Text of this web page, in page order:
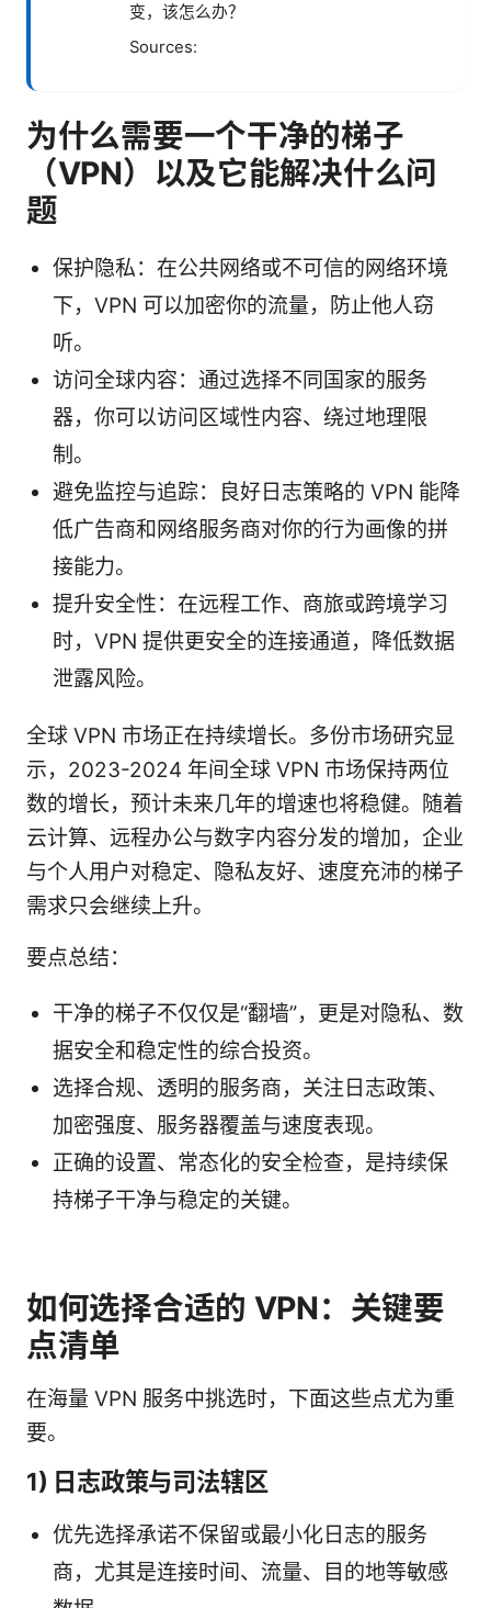
变，该怎么办？
Sources:
为什么需要一个干净的梯子
（VPN）以及它能解决什么问
题
保护隐私：在公共网络或不可信的网络环境
下，VPN 可以加密你的流量，防止他人窃
听。
访问全球内容：通过选择不同国家的服务
器，你可以访问区域性内容、绕过地理限
制。
避免监控与追踪：良好日志策略的 VPN 能降
低广告商和网络服务商对你的行为画像的拼
接能力。
提升安全性：在远程工作、商旅或跨境学习
时，VPN 提供更安全的连接通道，降低数据
泄露风险。
全球 VPN 市场正在持续增长。多份市场研究显
示，2023-2024 年间全球 VPN 市场保持两位
数的增长，预计未来几年的增速也将稳健。随着
云计算、远程办公与数字内容分发的增加，企业
与个人用户对稳定、隐私友好、速度充沛的梯子
需求只会继续上升。
要点总结：
干净的梯子不仅仅是“翻墙”，更是对隐私、数
据安全和稳定性的综合投资。
选择合规、透明的服务商，关注日志政策、
加密强度、服务器覆盖与速度表现。
正确的设置、常态化的安全检查，是持续保
持梯子干净与稳定的关键。
如何选择合适的 VPN：关键要
点清单
在海量 VPN 服务中挑选时，下面这些点尤为重
要。
1) 日志政策与司法辖区
优先选择承诺不保留或最小化日志的服务
商，尤其是连接时间、流量、目的地等敏感